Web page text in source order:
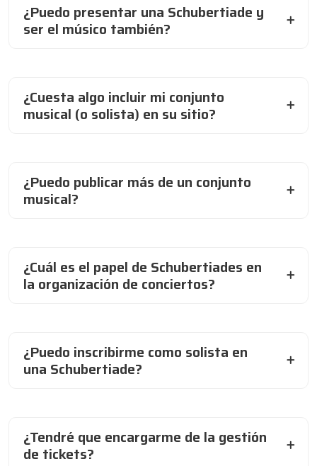
¿Puedo presentar una Schubertiade y
ser el músico también?
¿Cuesta algo incluir mi conjunto
musical (o solista) en su sitio?
¿Puedo publicar más de un conjunto
musical?
¿Cuál es el papel de Schubertiades en
la organización de conciertos?
¿Puedo inscribirme como solista en
una Schubertiade?
¿Tendré que encargarme de la gestión
de tickets?